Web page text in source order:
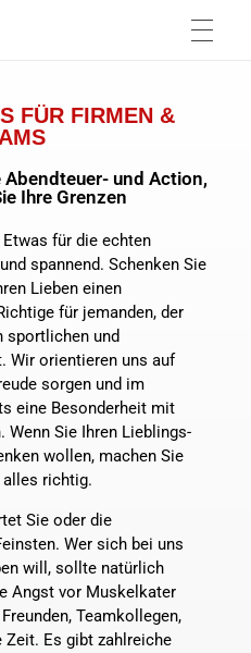
FÜR FIRMEN &
Abendteuer- und Action,
Ihre Grenzen
für die echten
spannend. Schenken Sie
Lieben einen
für jemanden, der
sportlichen und
Wir orientieren uns auf
sorgen und im
eine Besonderheit mit
Wenn Sie Ihren Lieblings-
wollen, machen Sie
richtig.
Sie oder die
Wer sich bei uns
will, sollte natürlich
Angst vor Muskelkater
Teamkollegen,
Zeit. Es gibt zahlreiche